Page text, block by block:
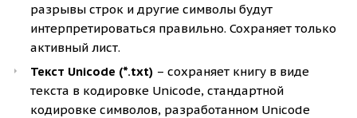
разрывы строк и другие символы будут
интерпретироваться правильно. Сохраняет только
активный лист.
Текст Unicode (*.txt) – сохраняет книгу в виде
текста в кодировке Unicode, стандартной
кодировке символов, разработанном Unicode